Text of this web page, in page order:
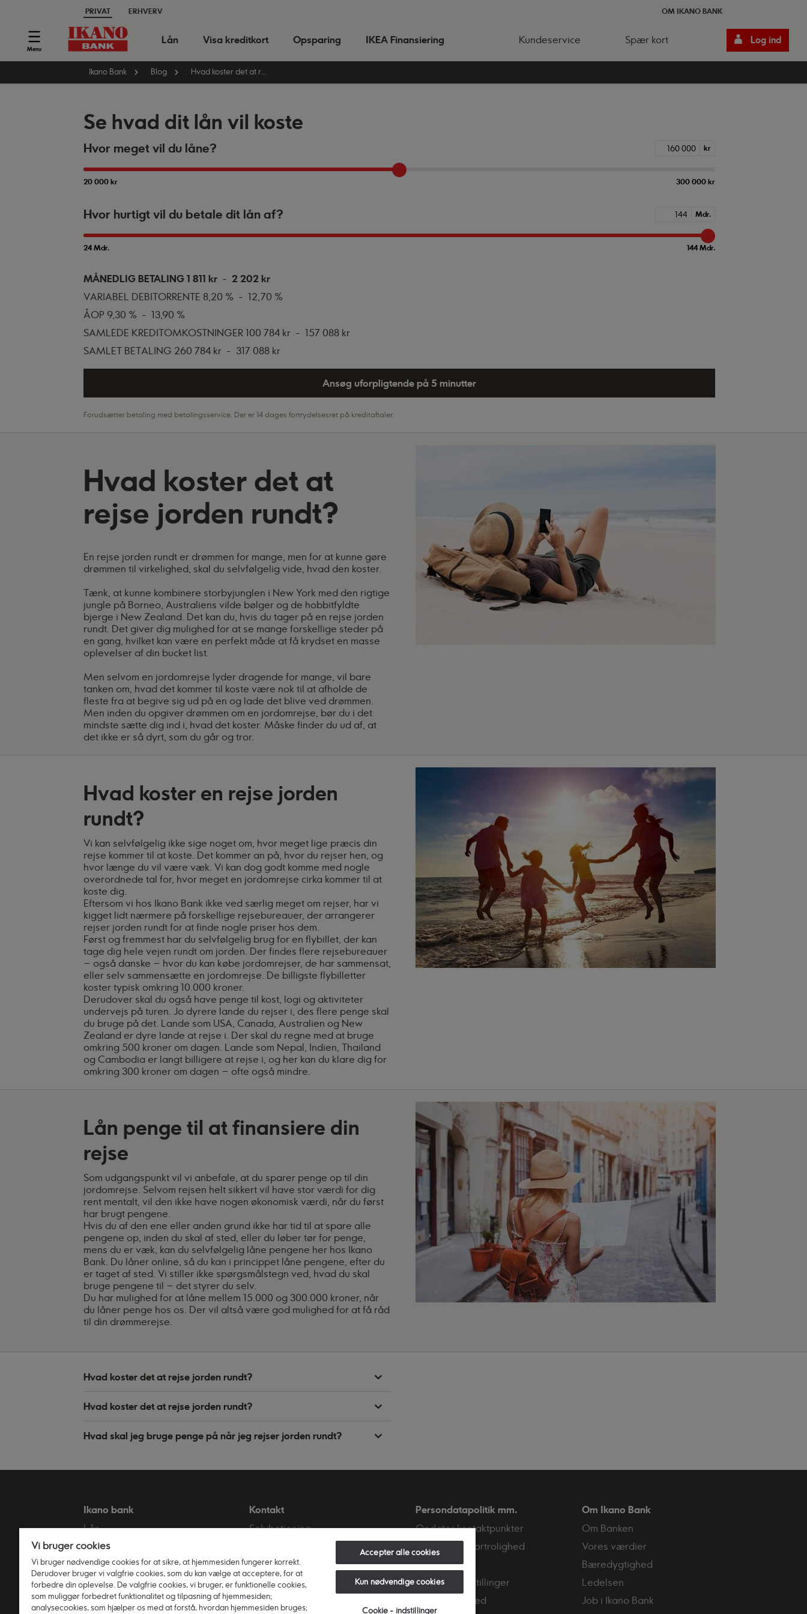
PRIVAT ERHVERV OM IKANO BANK
Menu
Lån Visa kreditkort Opsparing IKEA Finansiering Kundeservice Spær kort Log ind
Ikano Bank Blog Hvad koster det at rejse jorden rundt?
Se hvad dit lån vil koste
Hvor meget vil du låne? kr
20 000 kr 300 000 kr
Hvor hurtigt vil du betale dit lån af? Mdr.
24 Mdr. 144 Mdr.
MÅNEDLIG BETALING 1 811 kr - 2 202 kr
VARIABEL DEBITORRENTE 8,20 % - 12,70 %
ÅOP 9,30 % - 13,90 %
SAMLEDE KREDITOMKOSTNINGER 100 784 kr - 157 088 kr
SAMLET BETALING 260 784 kr - 317 088 kr
Ansøg uforpligtende på 5 minutter
Forudsætter betaling med betalingsservice. Der er 14 dages fortrydelsesret på kreditaftaler.
Hvad koster det at
rejse jorden rundt?
En rejse jorden rundt er drømmen for mange, men for at kunne gøre
drømmen til virkelighed, skal du selvfølgelig vide, hvad den koster.
Tænk, at kunne kombinere storbyjunglen i New York med den rigtige
jungle på Borneo, Australiens vilde bølger og de hobbitfyldte
bjerge i New Zealand. Det kan du, hvis du tager på en rejse jorden
rundt. Det giver dig mulighed for at se mange forskellige steder på
en gang, hvilket kan være en perfekt måde at få krydset en masse
oplevelser af din bucket list.
Men selvom en jordomrejse lyder dragende for mange, vil bare
tanken om, hvad det kommer til koste være nok til at afholde de
fleste fra at begive sig ud på en og lade det blive ved drømmen.
Men inden du opgiver drømmen om en jordomrejse, bør du i det
mindste sætte dig ind i, hvad det koster. Måske finder du ud af, at
det ikke er så dyrt, som du går og tror.
Hvad koster en rejse jorden
rundt?
Vi kan selvfølgelig ikke sige noget om, hvor meget lige præcis din
rejse kommer til at koste. Det kommer an på, hvor du rejser hen, og
hvor længe du vil være væk. Vi kan dog godt komme med nogle
overordnede tal for, hvor meget en jordomrejse cirka kommer til at
koste dig.
Eftersom vi hos Ikano Bank ikke ved særlig meget om rejser, har vi
kigget lidt nærmere på forskellige rejsebureauer, der arrangerer
rejser jorden rundt for at finde nogle priser hos dem.
Først og fremmest har du selvfølgelig brug for en flybillet, der kan
tage dig hele vejen rundt om jorden. Der findes flere rejsebureauer
– også danske – hvor du kan købe jordomrejser, de har sammensat,
eller selv sammensætte en jordomrejse. De billigste flybilletter
koster typisk omkring 10.000 kroner.
Derudover skal du også have penge til kost, logi og aktiviteter
undervejs på turen. Jo dyrere lande du rejser i, des flere penge skal
du bruge på det. Lande som USA, Canada, Australien og New
Zealand er dyre lande at rejse i. Der skal du regne med at bruge
omkring 500 kroner om dagen. Lande som Nepal, Indien, Thailand
og Cambodia er langt billigere at rejse i, og her kan du klare dig for
omkring 300 kroner om dagen – ofte også mindre.
Lån penge til at finansiere din
rejse
Som udgangspunkt vil vi anbefale, at du sparer penge op til din
jordomrejse. Selvom rejsen helt sikkert vil have stor værdi for dig
rent mentalt, vil den ikke have nogen økonomisk værdi, når du først
har brugt pengene.
Hvis du af den ene eller anden grund ikke har tid til at spare alle
pengene op, inden du skal af sted, eller du løber tør for penge,
mens du er væk, kan du selvfølgelig låne pengene her hos Ikano
Bank. Du låner online, så du kan i princippet låne pengene, efter du
er taget af sted. Vi stiller ikke spørgsmålstegn ved, hvad du skal
bruge pengene til – det styrer du selv.
Du har mulighed for at låne mellem 15.000 og 300.000 kroner, når
du låner penge hos os. Der vil altså være god mulighed for at få råd
til din drømmerejse.
Hvad koster det at rejse jorden rundt?
Hvad koster det at rejse jorden rundt?
Hvad skal jeg bruge penge på når jeg rejser jorden rundt?
Ikano bank
Lån
Samlelån
Opsparing
Billån
ØkonomiSikring
Kontakt
Selvbetjening
Kundeservice privat
Kundeservice erhverv
Klage
Persondatapolitik mm.
Opdater kontaktpunkter
Sikkerhed & fortrolighed
Cookies
Cookie - indstillinger
Tilgængelighed
Om Ikano Bank
Om Banken
Vores værdier
Bæredygtighed
Ledelsen
Job i Ikano Bank
Vi bruger cookies
Vi bruger nødvendige cookies for at sikre, at hjemmesiden fungerer korrekt.
Derudover bruger vi valgfrie cookies, som du kan vælge at acceptere, for at
forbedre din oplevelse. De valgfrie cookies, vi bruger, er funktionelle cookies,
som muliggør forbedret funktionalitet og tilpasning af hjemmesiden;
analysecookies, som hjælper os med at forstå, hvordan hjemmesiden bruges;
Accepter alle cookies
Kun nødvendige cookies
Cookie - indstillinger